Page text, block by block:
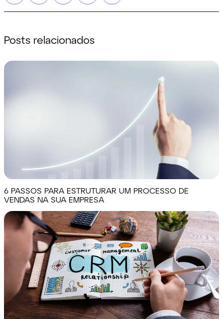
Posts relacionados
6 PASSOS PARA ESTRUTURAR UM PROCESSO DE
VENDAS NA SUA EMPRESA